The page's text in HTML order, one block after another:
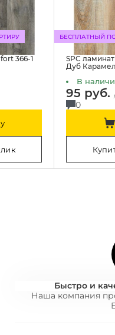
366-1
БЕСПЛАТНЫЙ
SPC
Дуб
В
95 руб.
0
Быстро и
Наша компания